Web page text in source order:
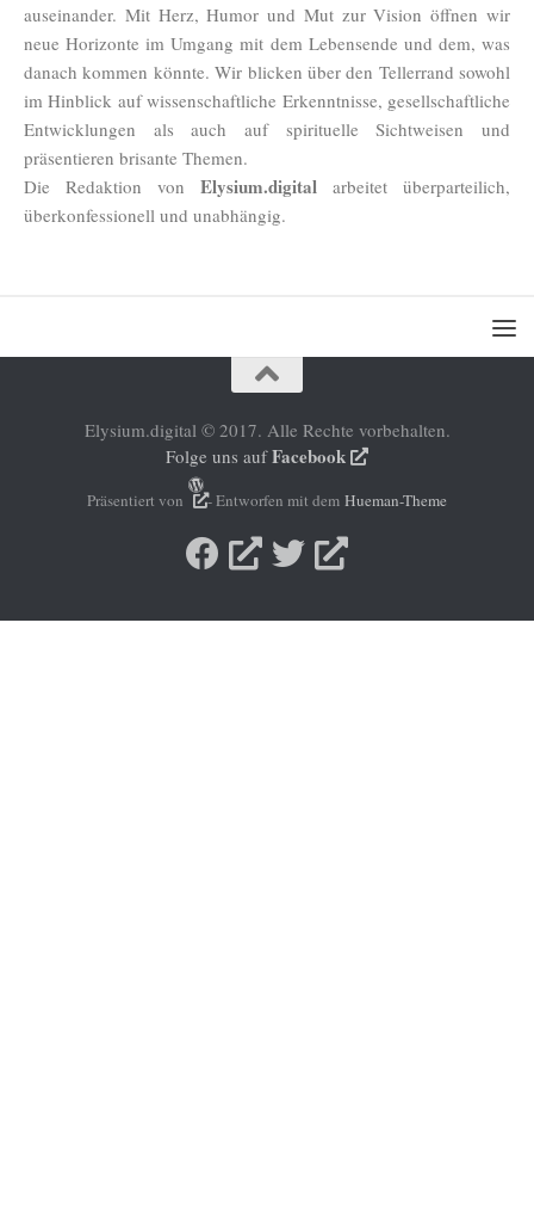
auseinander. Mit Herz, Humor und Mut zur Vision öffnen wir
neue Horizonte im Umgang mit dem Lebensende und dem, was
danach kommen könnte. Wir blicken über den Tellerrand sowohl
im Hinblick auf wissenschaftliche Erkenntnisse, gesellschaftliche
Entwicklungen als auch auf spirituelle Sichtweisen und
präsentieren brisante Themen.
Die Redaktion von Elysium.digital arbeitet überparteilich,
überkonfessionell und unabhängig.
Elysium.digital © 2017. Alle Rechte vorbehalten.
Folge uns aufFacebook
Präsentiert von - Entworfen mit demHueman-Theme